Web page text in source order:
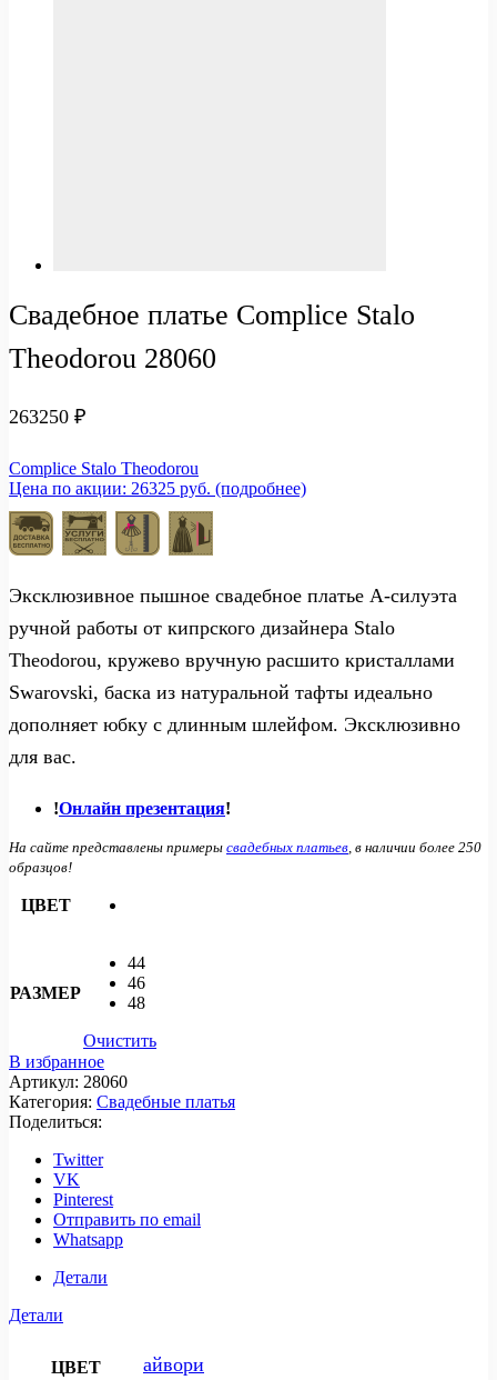
Свадебное платье Complice Stalo
Theodorou 28060
263250 ₽
Complice Stalo Theodorou
Цена по акции: 26325 руб. (подробнее)
Эксклюзивное пышное свадебное платье А-силуэта
ручной работы от кипрского дизайнера Stalo
Theodorou, кружево вручную расшито кристаллами
Swarovski, баска из натуральной тафты идеально
дополняет юбку с длинным шлейфом. Эксклюзивно
для вас.
!Онлайн презентация!
На сайте представлены примеры свадебных платьев , в наличии более 250
образцов!
ЦВЕТ
РАЗМЕР
44
46
48
Очистить
В избранное
Артикул: 28060
Категория: Свадебные платья
Поделиться:
Twitter
VK
Pinterest
Отправить по email
Whatsapp
Детали
Детали
ЦВЕТ айвори